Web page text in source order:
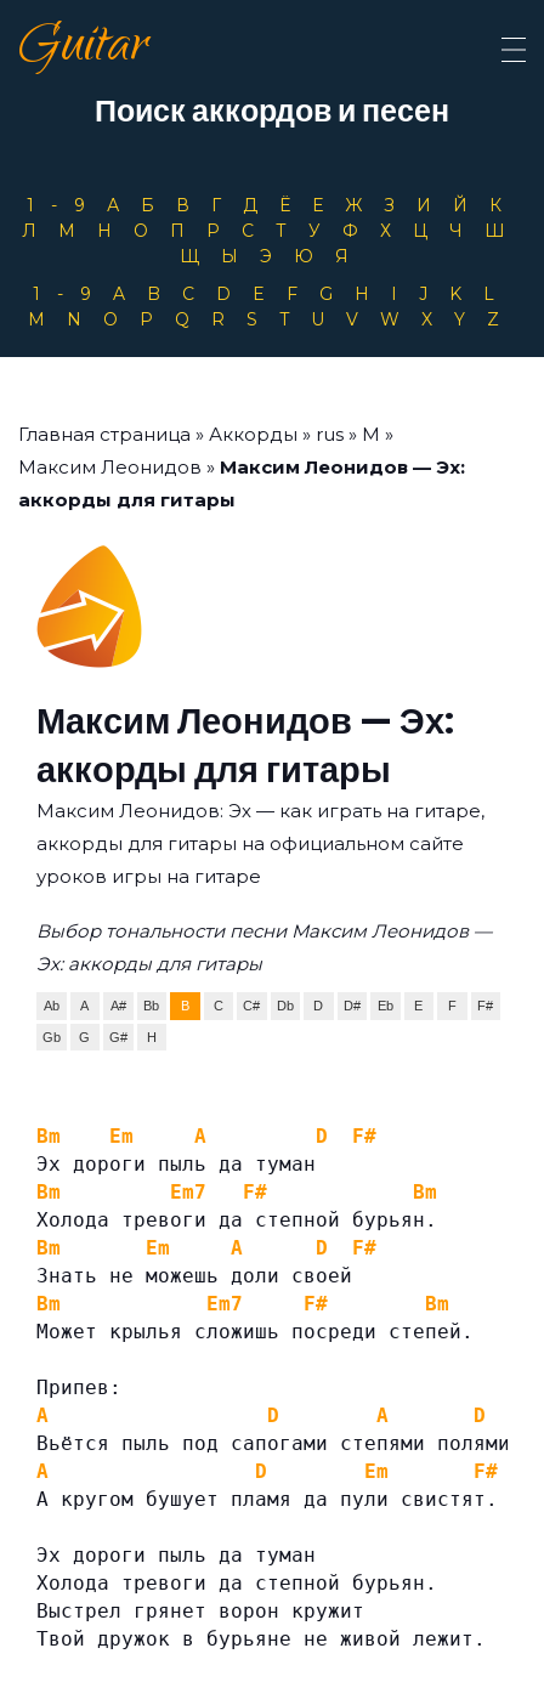
Guitar
Поиск аккордов и песен
1-9 А Б В Г Д Ё Е Ж З И Й
К
Л
М Н О П Р С Т У Ф Х Ц Ч
Ш
Щ
Ы Э Ю
Я
1-9
A B C D E F G H I J K
L
M
N O P Q R S T U V W X Y Z
Главная страница » Аккорды » rus » М »
Максим Леонидов » Максим Леонидов — Эх:
аккорды для гитары
Максим Леонидов — Эх:
аккорды для гитары
Максим Леонидов: Эх — как играть на гитаре,
аккорды для гитары на официальном сайте
уроков игры на гитаре
Выбор тональности песни Максим Леонидов —
Эх: аккорды для гитары
Ab A A# Bb B C C# Db D D# Eb E F F#
Gb G G# H
Bm Em A D
F#
Эх дороги пыль да туман
Bm
Em7 F#
Bm
Холода тревоги да степной бурьян.
Bm
Em A D
F#
Знать не можешь доли своей
Bm
Em7 F#
Bm
Может крылья сложишь посреди степей.
Припев:
A
D A
D
Вьётся пыль под сапогами степями полями
A
D Em
F#
А кругом бушует пламя да пули свистят.
Эх дороги пыль да туман
Холода тревоги да степной бурьян.
Выстрел грянет ворон кружит
Твой дружок в бурьяне не живой лежит.